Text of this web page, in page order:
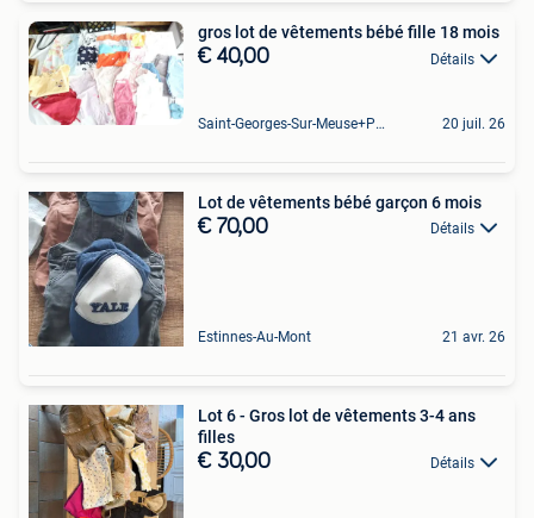
gros lot de vêtements bébé fille 18 mois
€ 40,00 Détails
Saint-Georges-Sur-Meuse+Partie De Hermalle-Sous-Huy 20 juil. 26
Lot de vêtements bébé garçon 6 mois
€ 70,00 Détails
Estinnes-Au-Mont 21 avr. 26
Lot 6 - Gros lot de vêtements 3-4 ans
filles
€ 30,00 Détails